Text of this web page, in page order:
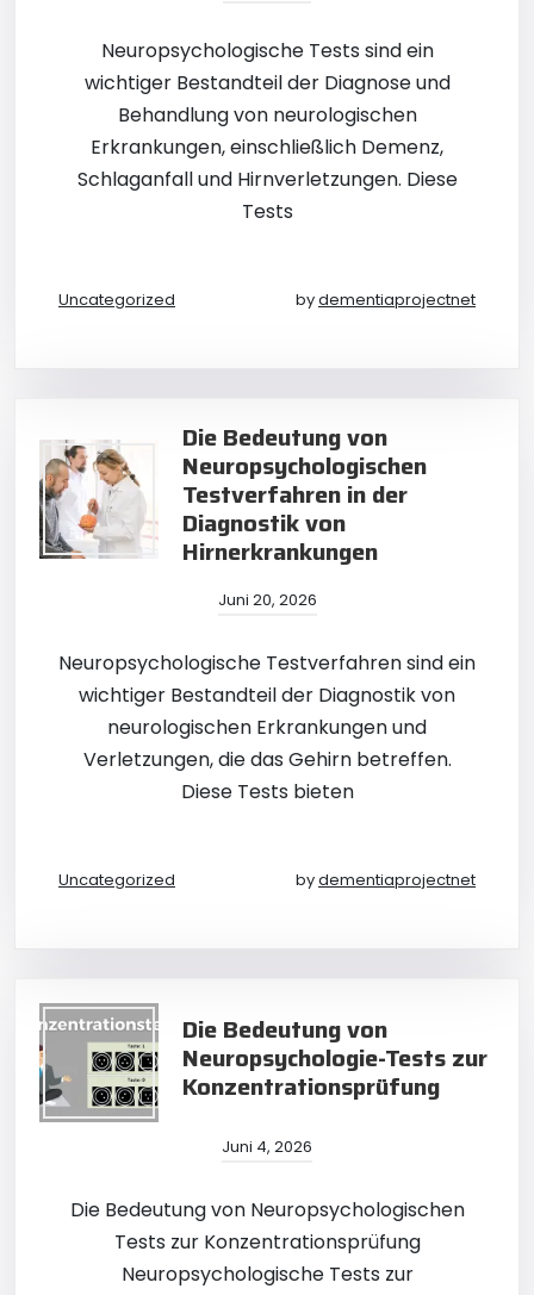
Neuropsychologische Tests sind ein
wichtiger Bestandteil der Diagnose und
Behandlung von neurologischen
Erkrankungen, einschließlich Demenz,
Schlaganfall und Hirnverletzungen. Diese
Tests
Uncategorized bydementiaprojectnet
Die Bedeutung von
Neuropsychologischen
Testverfahren in der
Diagnostik von
Hirnerkrankungen
Juni 20, 2026
Neuropsychologische Testverfahren sind ein
wichtiger Bestandteil der Diagnostik von
neurologischen Erkrankungen und
Verletzungen, die das Gehirn betreffen.
Diese Tests bieten
Uncategorized bydementiaprojectnet
Die Bedeutung von
Neuropsychologie-Tests zur
Konzentrationsprüfung
Juni 4, 2026
Die Bedeutung von Neuropsychologischen
Tests zur Konzentrationsprüfung
Neuropsychologische Tests zur